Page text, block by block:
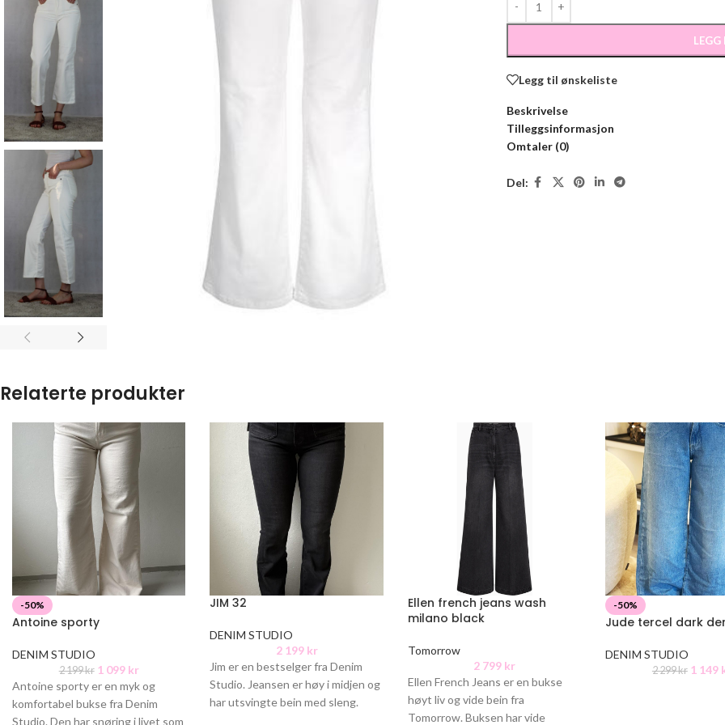
Legg til ønskeliste
Beskrivelse
Tilleggsinformasjon
Omtaler (0)
Del:
Relaterte produkter
-50%
Antoine sporty
DENIM STUDIO
2 199kr 1 099 kr
Antoine sporty er en myk og
komfortabel bukse fra Denim
Studio. Den har snøring i livet som
JIM 32
DENIM STUDIO
2 199 kr
Jim er en bestselger fra Denim
Studio. Jeansen er høy i midjen og
har utsvingte bein med sleng.
Ellen french jeans wash
milano black
Tomorrow
2 799 kr
Ellen French Jeans er en bukse
høyt liv og vide bein fra
Tomorrow. Buksen har vide
-50%
Jude tercel dark
DENIM STUDIO
2 299kr 1 149